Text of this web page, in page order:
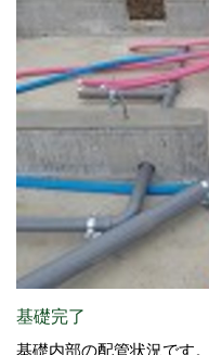
基礎完了
基礎内部の配管状況です。